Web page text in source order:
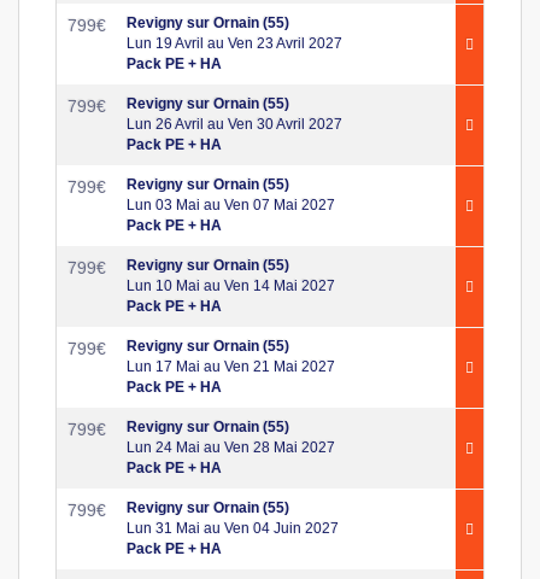
799€
Revigny sur Ornain (55)
Lun 19 Avril au Ven 23 Avril 2027
Pack PE + HA
799€
Revigny sur Ornain (55)
Lun 26 Avril au Ven 30 Avril 2027
Pack PE + HA
799€
Revigny sur Ornain (55)
Lun 03 Mai au Ven 07 Mai 2027
Pack PE + HA
799€
Revigny sur Ornain (55)
Lun 10 Mai au Ven 14 Mai 2027
Pack PE + HA
799€
Revigny sur Ornain (55)
Lun 17 Mai au Ven 21 Mai 2027
Pack PE + HA
799€
Revigny sur Ornain (55)
Lun 24 Mai au Ven 28 Mai 2027
Pack PE + HA
799€
Revigny sur Ornain (55)
Lun 31 Mai au Ven 04 Juin 2027
Pack PE + HA